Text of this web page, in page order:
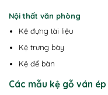
Nội thất văn phòng
Kệ đựng tài liệu
Kệ trưng bày
Kệ để bàn
Các mẫu kệ gỗ ván